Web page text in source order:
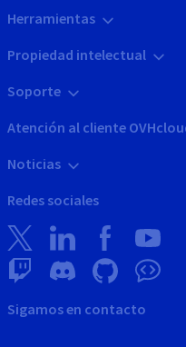
Herramientas
Propiedad intelectual
Soporte
Atención al cliente
Noticias
Redes sociales
Sigamos en contacto